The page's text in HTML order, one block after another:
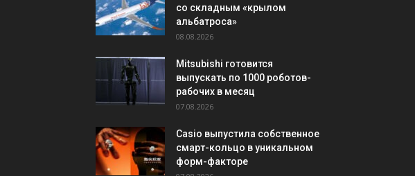
со складным «крылом
альбатроса»
08.08.2026
Mitsubishi готовится
выпускать по 1000 роботов-
рабочих в месяц
07.08.2026
Casio выпустила собственное
смарт-кольцо в уникальном
форм-факторе